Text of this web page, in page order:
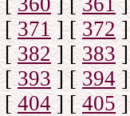
[371] [372]
[382] [383]
[393] [ 394]
[404] [405]